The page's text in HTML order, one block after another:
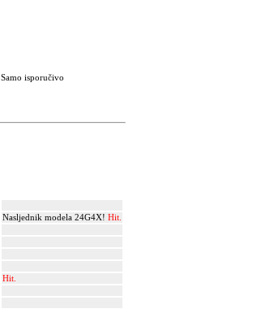
Samo isporučivo
Nasljednik modela 24G4X! Hit.
Hit.